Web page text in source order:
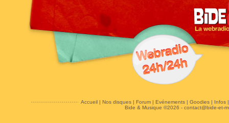
Accueil| Nos disques| Forum| Evénements| Goodies| Infos
Bide & Musique ©2026 - contact@bide-et-